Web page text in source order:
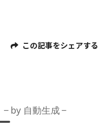
この記事をシェアする
by 自動生成